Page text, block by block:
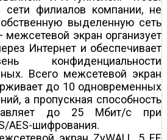
сети филиалов компании, не
выделенную сеть
экран организует
Интернет и обеспечивает
конфиденциальности
Всего межсетевой экран
до 10 одновременных
а пропускная способность
до 25 Мбит/с при
AES-шифрования.